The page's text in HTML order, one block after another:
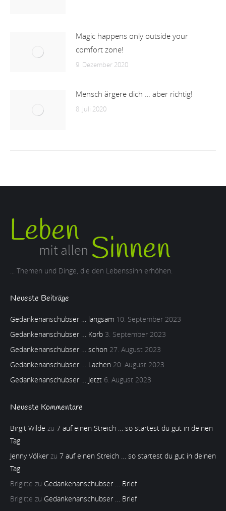
Magic happens only outside your
comfort zone!
9. Dezember 2020
Mensch ärgere dich … aber richtig!
8. Juli 2020
... Themen und Dinge, die den Lebenssinn erhöhen.
Neueste Beiträge
Gedankenanschubser … langsam 10. September 2023
Gedankenanschubser … Korb 3. September 2023
Gedankenanschubser … schon 27. August 2023
Gedankenanschubser … Lachen 20. August 2023
Gedankenanschubser … Jetzt 6. August 2023
Neueste Kommentare
Birgit Wilde zu 7 auf einen Streich … so startest du gut in deinen
Tag
Jenny Völkerzu 7 auf einen Streich … so startest du gut in deinen
Tag
Brigitte zu Gedankenanschubser … Brief
Brigitte zu Gedankenanschubser … Brief